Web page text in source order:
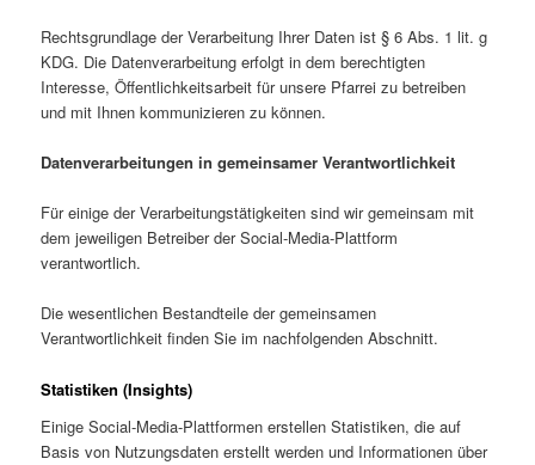
Rechtsgrundlage der Verarbeitung Ihrer Daten ist § 6 Abs. 1 lit. g
KDG. Die Datenverarbei­tung erfolgt in dem berechtigten
Interesse, Öffentlichkeitsarbeit für unsere Pfarrei zu betreiben
und mit Ihnen kommunizieren zu können.
Datenverarbeitungen in gemeinsamer Verantwortlichkeit
Für einige der Verarbeitungstätigkeiten sind wir gemeinsam mit
dem jeweiligen Betreiber der Social-Media-Plattform
verantwortlich.
Die wesentlichen Bestandteile der gemeinsamen
Verantwortlichkeit finden Sie im nachfol­genden Abschnitt.
Statistiken (Insights)
Einige Social-Media-Plattformen erstellen Statistiken, die auf
Basis von Nutzungsdaten erstellt werden und Informationen über